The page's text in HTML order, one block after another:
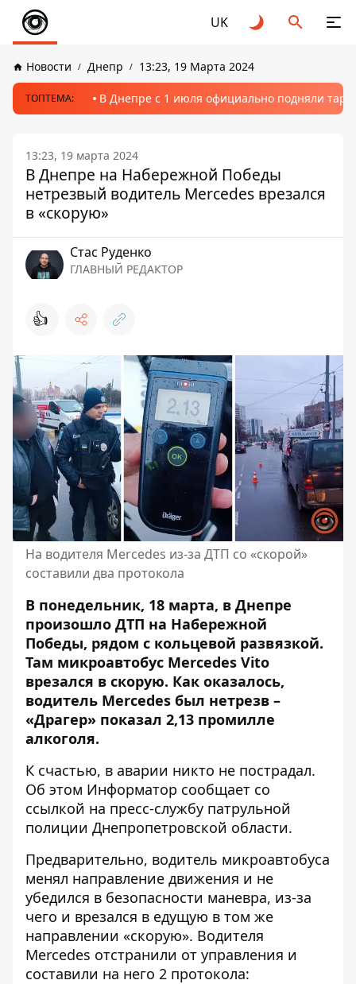
UK
Новости Днепр 13:23, 19 Марта 2024
ТОПТЕМА: В Днепре с 1 июля официально подняли
13:23, 19 марта 2024
В Днепре на Набережной Победы
нетрезвый водитель Mercedes врезался
в «скорую»
Стаc Руденко
ГЛАВНЫЙ РЕДАКТОР
👍
На водителя Mercedes из-за ДТП со «скорой»
составили два протокола
В понедельник, 18 марта, в Днепре
произошло ДТП на Набережной
Победы, рядом с кольцевой развязкой.
Там микроавтобус Mercedes Vito
врезался в скорую. Как оказалось,
водитель Mercedes был нетрезв –
«Драгер» показал 2,13 промилле
алкоголя.
К счастью, в аварии никто не пострадал.
Об этом Информатор сообщает со
ссылкой на пресс-службу патрульной
полиции Днепропетровской области.
Предварительно, водитель микроавтобуса
менял направление движения и не
убедился в безопасности маневра, из-за
чего и врезался в едущую в том же
направлении «скорую». Водителя
Mercedes отстранили от управления и
составили на него 2 протокола: